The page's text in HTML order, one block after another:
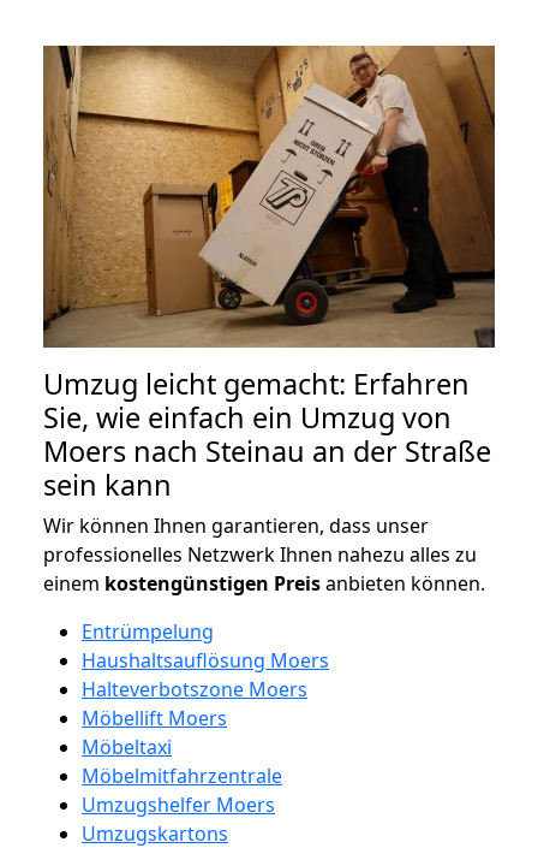
Umzug leicht gemacht: Erfahren
Sie, wie einfach ein Umzug von
Moers nach Steinau an der Straße
sein kann
Wir können Ihnen garantieren, dass unser
professionelles Netzwerk Ihnen nahezu alles zu
einem kostengünstigen Preisanbieten können.
Entrümpelung
Haushaltsauflösung Moers
Halteverbotszone Moers
Möbellift Moers
Möbeltaxi
Möbelmitfahrzentrale
Umzugshelfer Moers
Umzugskartons